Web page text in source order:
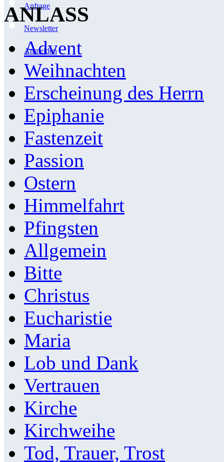
Anfrage
Newsletter
Anmelden
ANLASS
Advent
Weihnachten
Erscheinung des Herrn
Epiphanie
Fastenzeit
Passion
Ostern
Himmelfahrt
Pfingsten
Allgemein
Bitte
Christus
Eucharistie
Maria
Lob und Dank
Vertrauen
Kirche
Kirchweihe
Tod, Trauer, Trost